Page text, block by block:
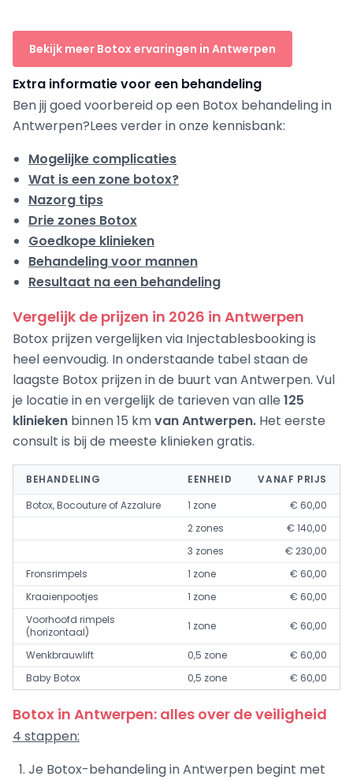
Bekijk meer Botox ervaringen in Antwerpen
Extra informatie voor een behandeling
Ben jij goed voorbereid op een Botox behandeling in
Antwerpen?Lees verder in onze kennisbank:
Mogelijke complicaties
Wat is een zone botox?
Nazorg tips
Drie zones Botox
Goedkope klinieken
Behandeling voor mannen
Resultaat na een behandeling
Vergelijk de prijzen in 2026 in Antwerpen
Botox prijzen vergelijken via Injectablesbooking is
heel eenvoudig. In onderstaande tabel staan de
laagste Botox prijzen in de buurt van Antwerpen. Vul
je locatie in en vergelijk de tarieven van alle 125
klinieken binnen 15 kmvan Antwerpen. Het eerste
consult is bij de meeste klinieken gratis.
BEHANDELING EENHEID
VANAF PRIJS
Botox, Bocouture of Azzalure
1 zone
€ 60,00
2 zones
€ 140,00
3 zones
€ 230,00
Fronsrimpels
1 zone
€ 60,00
Kraaienpootjes
1 zone
€ 60,00
Voorhoofd rimpels
(horizontaal)
1 zone € 60,00
Wenkbrauwlift 0,5 zone
€ 60,00
Baby Botox
0,5 zone € 60,00
Botox in Antwerpen: alles over de veiligheid
4 stappen:
Je Botox-behandeling in Antwerpen begint met